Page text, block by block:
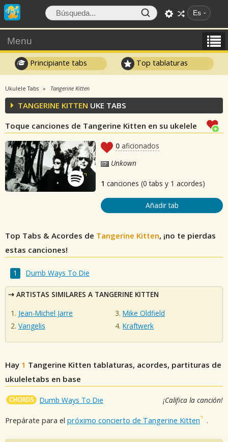
Es
Menu
Principiante tabs Top tablaturas
Ukulele Tabs Tangerine Kitten
TANGERINE KITTEN UKE TABS
Toque canciones de Tangerine Kitten en su ukelele
0 aficionados
Unkown
1 canciones (0 tabs y 1 acordes)
Añadir tab
Top Tabs & Acordes de Tangerine Kitten, ¡no te pierdas
estas canciones!
Dumb Ways To Die
ARTISTAS SIMILARES A TANGERINE KITTEN
Jean-Michel Jarre
Vangelis
Mike Oldfield
Kraftwerk
Hay 1 Tangerine Kitten tablaturas, acordes, partituras de
ukuleletabs en base
CHORDS Dumb Ways To Die ¡Califica la canción!
Prepárate para el próximo concierto de Tangerine Kitten .